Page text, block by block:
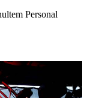
Personal